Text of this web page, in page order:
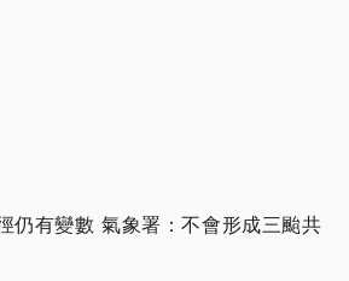
仍有變數 氣象署：不會形成三颱共